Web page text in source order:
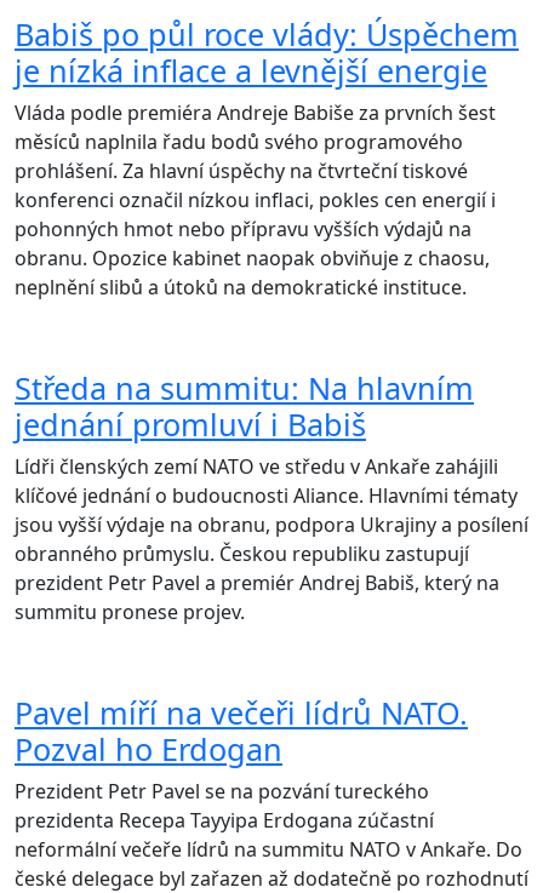
Babiš po půl roce vlády: Úspěchem
je nízká inflace a levnější energie
Vláda podle premiéra Andreje Babiše za prvních šest
měsíců naplnila řadu bodů svého programového
prohlášení. Za hlavní úspěchy na čtvrteční tiskové
konferenci označil nízkou inflaci, pokles cen energií i
pohonných hmot nebo přípravu vyšších výdajů na
obranu. Opozice kabinet naopak obviňuje z chaosu,
neplnění slibů a útoků na demokratické instituce.
Středa na summitu: Na hlavním
jednání promluví i Babiš
Lídři členských zemí NATO ve středu v Ankaře zahájili
klíčové jednání o budoucnosti Aliance. Hlavními tématy
jsou vyšší výdaje na obranu, podpora Ukrajiny a posílení
obranného průmyslu. Českou republiku zastupují
prezident Petr Pavel a premiér Andrej Babiš, který na
summitu pronese projev.
Pavel míří na večeři lídrů NATO.
Pozval ho Erdogan
Prezident Petr Pavel se na pozvání tureckého
prezidenta Recepa Tayyipa Erdogana zúčastní
neformální večeře lídrů na summitu NATO v Ankaře. Do
české delegace byl zařazen až dodatečně po rozhodnutí